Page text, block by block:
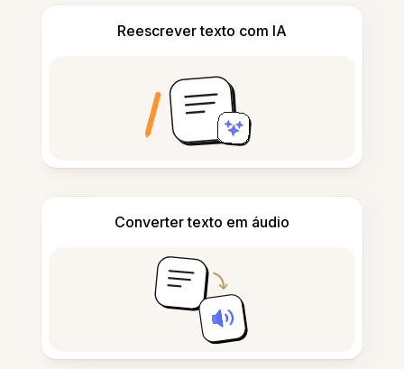
Reescrever texto com IA
Converter texto em áudio